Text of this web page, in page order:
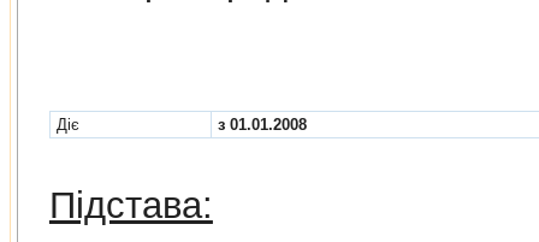
Діє з 01.01.2008
Підстава: